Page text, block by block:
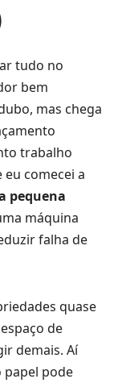
tudo no
bem
mas chega
trabalho
eu comecei a
pequena
máquina
falha de
quase
de
demais. Aí
papel pode